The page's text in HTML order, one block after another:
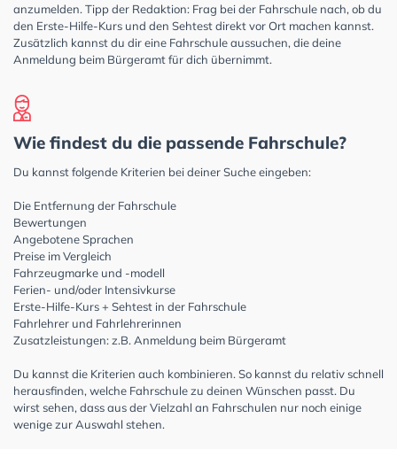
anzumelden. Tipp der Redaktion: Frag bei der Fahrschule nach, ob du
den Erste-Hilfe-Kurs und den Sehtest direkt vor Ort machen kannst.
Zusätzlich kannst du dir eine Fahrschule aussuchen, die deine
Anmeldung beim Bürgeramt für dich übernimmt.
Wie findest du die passende Fahrschule?
Du kannst folgende Kriterien bei deiner Suche eingeben:
Die Entfernung der Fahrschule
Bewertungen
Angebotene Sprachen
Preise im Vergleich
Fahrzeugmarke und -modell
Ferien- und/oder Intensivkurse
Erste-Hilfe-Kurs + Sehtest in der Fahrschule
Fahrlehrer und Fahrlehrerinnen
Zusatzleistungen: z.B. Anmeldung beim Bürgeramt
Du kannst die Kriterien auch kombinieren. So kannst du relativ schnell
herausfinden, welche Fahrschule zu deinen Wünschen passt. Du
wirst sehen, dass aus der Vielzahl an Fahrschulen nur noch einige
wenige zur Auswahl stehen.